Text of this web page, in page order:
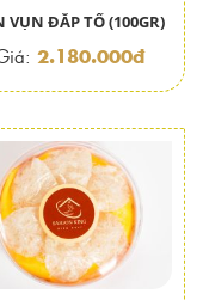
VỤN ĐẮP TỔ (100GR)
2.180.000đ